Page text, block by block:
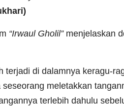
“Irwaul Gholil”menjelaskan
terjadi di dalamnya keragu-
meletakkan
terlebih dahulu